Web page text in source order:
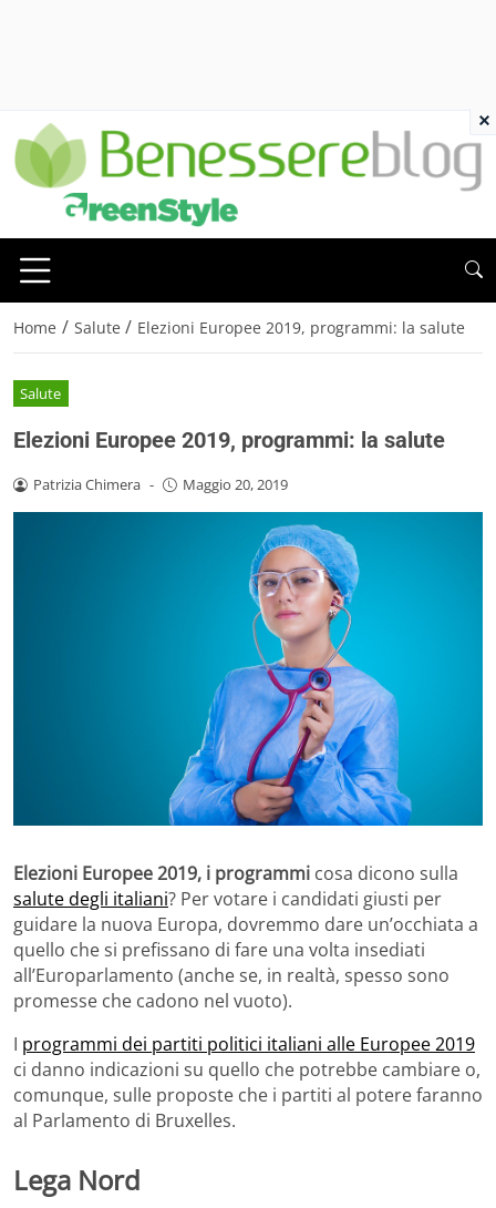
Home / Salute / Elezioni Europee 2019, programmi: la salute
Salute
Elezioni Europee 2019, programmi: la salute
Patrizia Chimera - Maggio 20, 2019
Elezioni Europee 2019, i programmi cosa dicono sulla
salute degli italiani? Per votare i candidati giusti per
guidare la nuova Europa, dovremmo dare un’occhiata a
quello che si prefissano di fare una volta insediati
all’Europarlamento (anche se, in realtà, spesso sono
promesse che cadono nel vuoto).
I programmi dei partiti politici italiani alle Europee 2019
ci danno indicazioni su quello che potrebbe cambiare o,
comunque, sulle proposte che i partiti al potere faranno
al Parlamento di Bruxelles.
Lega Nord
×